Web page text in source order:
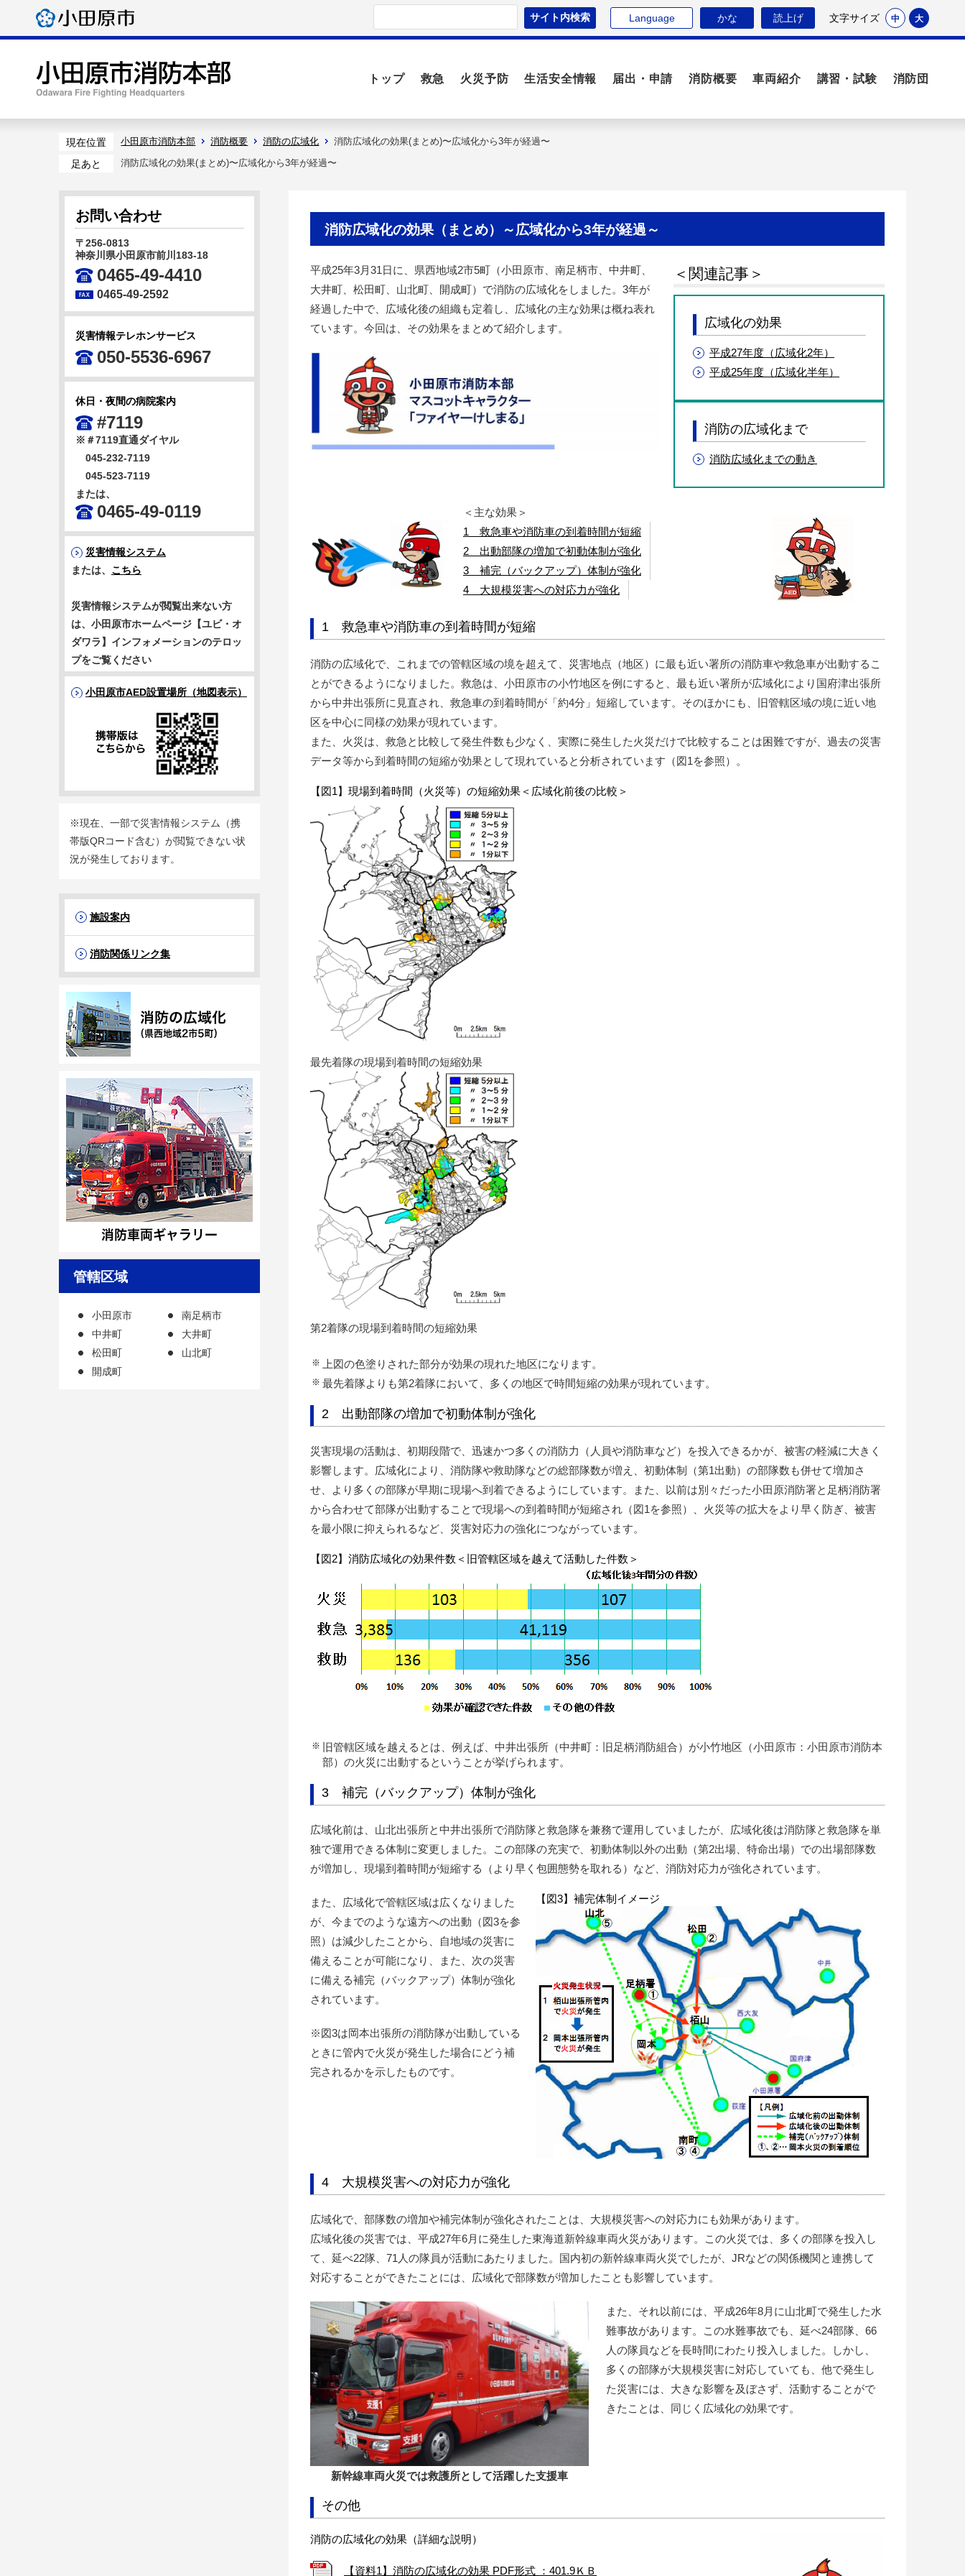
トップ 救急 火災予防 生活安全情報 届出・申請 消防概要 車両紹介 講習・試験 消防団
Language かな 読上げ 文字サイズ 中 大
現在位置 小田原市消防本部 消防概要 消防の広域化 消防広域化の効果(まとめ)〜広域化から3年が経過〜
足あと 消防広域化の効果(まとめ)〜広域化から3年が経過〜
消防広域化の効果（まとめ）～広域化から3年が経過～
平成25年3月31日に、県西地域2市5町（小田原市、南足柄市、中井町、
大井町、松田町、山北町、開成町）で消防の広域化をしました。3年が
経過した中で、広域化後の組織も定着し、広域化の主な効果は概ね表れ
ています。今回は、その効果をまとめて紹介します。
＜関連記事＞
広域化の効果
平成27年度（広域化2年）
平成25年度（広域化半年）
消防の広域化まで
消防広域化までの動き
＜主な効果＞
1 救急車や消防車の到着時間が短縮
2 出動部隊の増加で初動体制が強化
3 補完（バックアップ）体制が強化
4 大規模災害への対応力が強化
1 救急車や消防車の到着時間が短縮
消防の広域化で、これまでの管轄区域の境を超えて、災害地点（地区）に最も近い署所の消防車や救急車が出動するこ
とができるようになりました。救急は、小田原市の小竹地区を例にすると、最も近い署所が広域化により国府津出張所
から中井出張所に見直され、救急車の到着時間が「約4分」短縮しています。そのほかにも、旧管轄区域の境に近い地
区を中心に同様の効果が現れています。
また、火災は、救急と比較して発生件数も少なく、実際に発生した火災だけで比較することは困難ですが、過去の災害
データ等から到着時間の短縮が効果として現れていると分析されています（図1を参照）。
【図1】現場到着時間（火災等）の短縮効果＜広域化前後の比較＞
最先着隊の現場到着時間の短縮効果
第2着隊の現場到着時間の短縮効果
※ 上図の色塗りされた部分が効果の現れた地区になります。
※ 最先着隊よりも第2着隊において、多くの地区で時間短縮の効果が現れています。
2 出動部隊の増加で初動体制が強化
災害現場の活動は、初期段階で、迅速かつ多くの消防力（人員や消防車など）を投入できるかが、被害の軽減に大きく
影響します。広域化により、消防隊や救助隊などの総部隊数が増え、初動体制（第1出動）の部隊数も併せて増加さ
せ、より多くの部隊が早期に現場へ到着できるようにしています。また、以前は別々だった小田原消防署と足柄消防署
から合わせて部隊が出動することで現場への到着時間が短縮され（図1を参照）、火災等の拡大をより早く防ぎ、被害
を最小限に抑えられるなど、災害対応力の強化につながっています。
【図2】消防広域化の効果件数＜旧管轄区域を越えて活動した件数＞
※
旧管轄区域を越えるとは、例えば、中井出張所（中井町：旧足柄消防組合）が小竹地区（小田原市：小田原市消防本
部）の火災に出動するということが挙げられます。
3 補完（バックアップ）体制が強化
広域化前は、山北出張所と中井出張所で消防隊と救急隊を兼務で運用していましたが、広域化後は消防隊と救急隊を単
独で運用できる体制に変更しました。この部隊の充実で、初動体制以外の出動（第2出場、特命出場）での出場部隊数
が増加し、現場到着時間が短縮する（より早く包囲態勢を取れる）など、消防対応力が強化されています。
また、広域化で管轄区域は広くなりました
が、今までのような遠方への出動（図3を参
照）は減少したことから、自地域の災害に
備えることが可能になり、また、次の災害
に備える補完（バックアップ）体制が強化
されています。
※図3は岡本出張所の消防隊が出動している
ときに管内で火災が発生した場合にどう補
完されるかを示したものです。
【図3】補完体制イメージ
4 大規模災害への対応力が強化
広域化で、部隊数の増加や補完体制が強化されたことは、大規模災害への対応力にも効果があります。
広域化後の災害では、平成27年6月に発生した東海道新幹線車両火災があります。この火災では、多くの部隊を投入し
て、延べ22隊、71人の隊員が活動にあたりました。国内初の新幹線車両火災でしたが、JRなどの関係機関と連携して
対応することができたことには、広域化で部隊数が増加したことも影響しています。
新幹線車両火災では救護所として活躍した支援車
また、それ以前には、平成26年8月に山北町で発生した水
難事故があります。この水難事故でも、延べ24部隊、66
人の隊員などを長時間にわたり投入しました。しかし、
多くの部隊が大規模災害に対応していても、他で発生し
た災害には、大きな影響を及ぼさず、活動することがで
きたことは、同じく広域化の効果です。
その他
消防の広域化の効果（詳細な説明）
【資料1】消防の広域化の効果 PDF形式 ：401.9ＫＢ
お問い合わせ
〒256-0813
神奈川県小田原市前川183-18
0465-49-4410
0465-49-2592
災害情報テレホンサービス
050-5536-6967
休日・夜間の病院案内
#7119
※＃7119直通ダイヤル
045-232-7119
045-523-7119
または、
0465-49-0119
災害情報システム
または、 こちら
災害情報システムが閲覧出来ない方
は、小田原市ホームページ【ユビ・オ
ダワラ】インフォメーションのテロッ
プをご覧ください
小田原市AED設置場所（地図表示）
※現在、一部で災害情報システム（携
帯版QRコード含む）が閲覧できない状
況が発生しております。
施設案内
消防関係リンク集
管轄区域
小田原市
南足柄市
中井町
大井町
松田町
山北町
開成町